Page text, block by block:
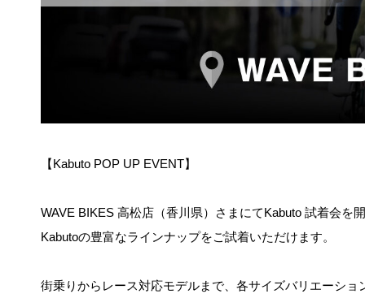
【Kabuto POP UP EVENT】
WAVE BIKES 高松店（香川県）さまにてKabuto 試着会を
Kabutoの豊富なラインナップをご試着いただけます。
街乗りからレース対応モデルまで、各サイズバリエーショ